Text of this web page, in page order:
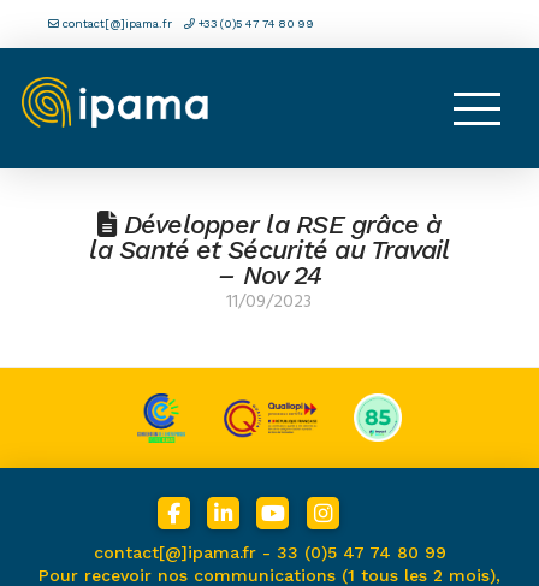
contact[@]ipama.fr +33 (0)5 47 74 80 99
Développer la RSE grâce à
la Santé et Sécurité au Travail
– Nov 24
11/09/2023
contact[@]ipama.fr - 33 (0)5 47 74 80 99
Pour recevoir nos communications (1 tous les 2 mois),